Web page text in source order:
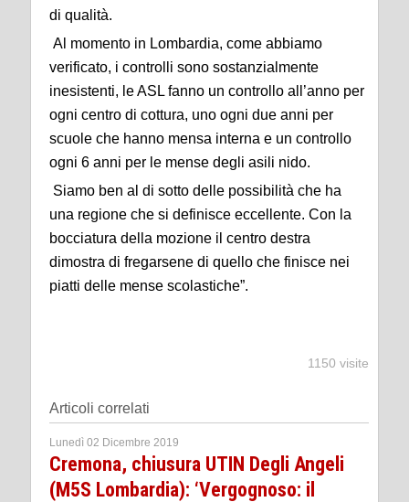
di qualità.
Al momento in Lombardia, come abbiamo
verificato, i controlli sono sostanzialmente
inesistenti, le ASL fanno un controllo all’anno per
ogni centro di cottura, uno ogni due anni per
scuole che hanno mensa interna e un controllo
ogni 6 anni per le mense degli asili nido.
Siamo ben al di sotto delle possibilità che ha
una regione che si definisce eccellente. Con la
bocciatura della mozione il centro destra
dimostra di fregarsene di quello che finisce nei
piatti delle mense scolastiche”.
1150 visite
Articoli correlati
Lunedì 02 Dicembre 2019
Cremona, chiusura UTIN Degli Angeli
(M5S Lombardia): ‘Vergognoso: il